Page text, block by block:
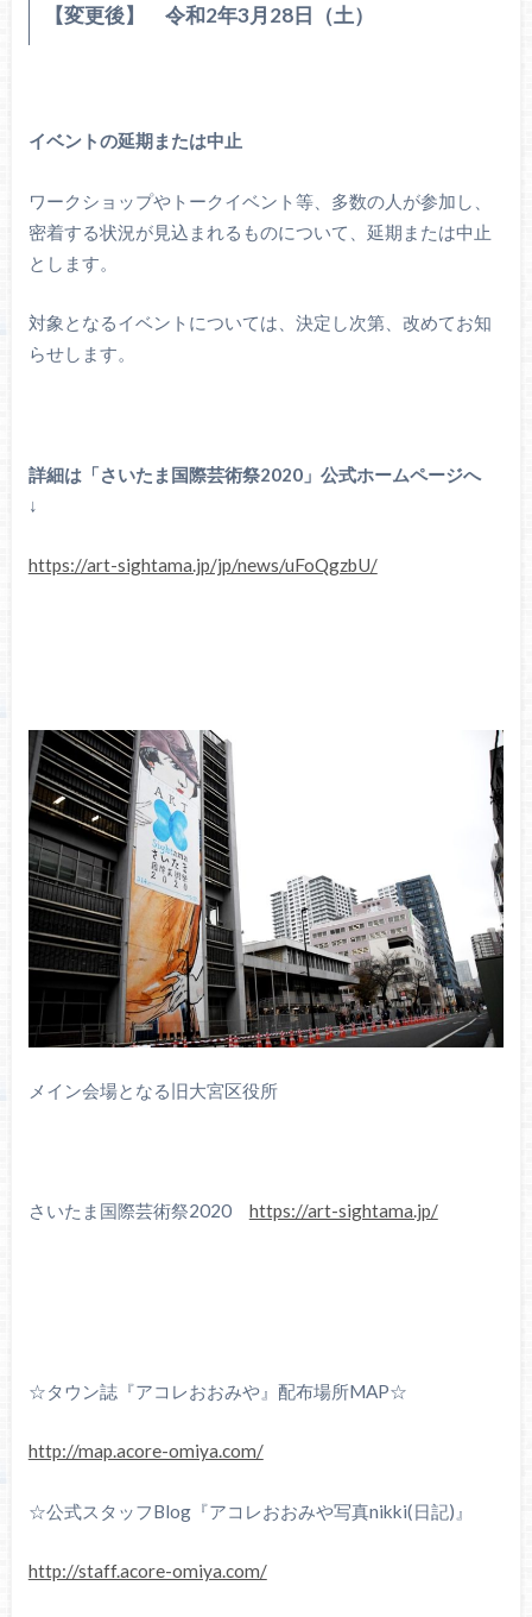
【変更後】 令和2年3月28日（土）
イベントの延期または中止
ワークショップやトークイベント等、多数の人が参加し、
密着する状況が見込まれるものについて、延期または中止
とします。
対象となるイベントについては、決定し次第、改めてお知
らせします。
詳細は「さいたま国際芸術祭2020」公式ホームページへ
↓
https://art-sightama.jp/jp/news/uFoQgzbU/
メイン会場となる旧大宮区役所
さいたま国際芸術祭2020 https://art-sightama.jp/
☆タウン誌『アコレおおみや』配布場所MAP☆
http://map.acore-omiya.com/
☆公式スタッフBlog『アコレおおみや写真nikki(日記)』
http://staff.acore-omiya.com/